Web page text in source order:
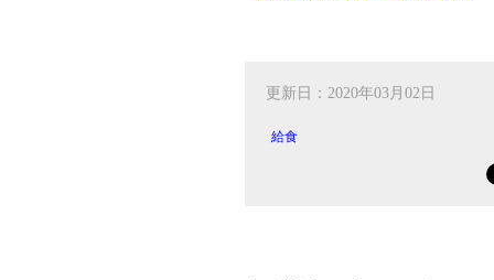
更新日：2020年03月02日
給食